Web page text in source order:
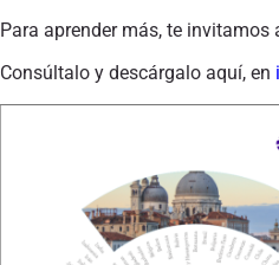
Para aprender más, te invitamos
Consúltalo y descárgalo aquí, en